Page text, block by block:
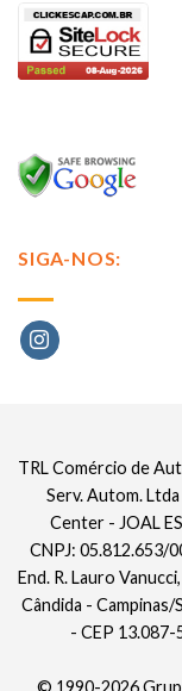
SIGA-NOS:
TRL Comércio de
Serv. Autom.
Center - JOAL
CNPJ: 05.812.653/
End. R. Lauro
Cândida - Campinas/
- CEP 13.087-
© 1990-2026